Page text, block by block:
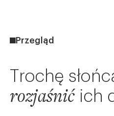
Przegląd
Trochę
rozjaśnić ich